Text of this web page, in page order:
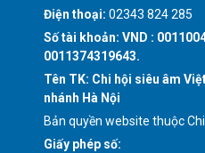
Điện thoại: 02343 824 285
Số tài khoản: VND :
0011374319643.
Tên TK: Chi hội siêu âm
nhánh Hà Nội
Bản quyền website thuộc
Giấy phép số: